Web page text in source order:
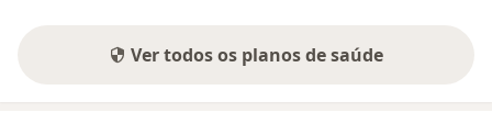
Ver todos os planos de saúde